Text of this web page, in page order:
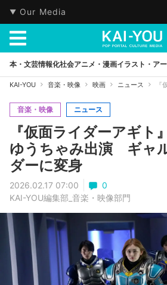
Our Media
本・文芸情報化社会アニメ・漫画イラスト・ア
KAI-YOU 音楽・映像 映画 ニュース
音楽・映像 ニュース
『仮面ライダーアギト
ゆうちゃみ出演 ギャ
ダーに変身
2026.02.17 07:00
0
KAI-YOU編集部_音楽・映像部門